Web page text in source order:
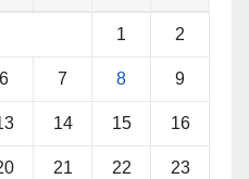
1 2
6 7 8 9
14 15 16
21 22 23